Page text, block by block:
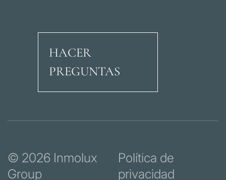
Avenida Ricardo
HACER
PREGUNTAS
© 2026 Inmolux
Group
Política de
privacidad